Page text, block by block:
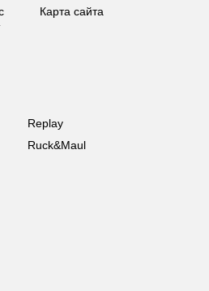
Карта сайта
Replay
Ruck&Maul